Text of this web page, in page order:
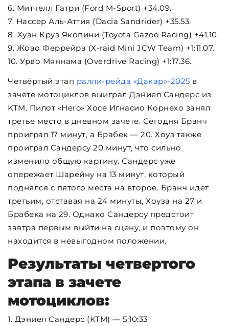
6. Митчелл Гатри (Ford M-Sport) +34.09.
7. Нассер Аль-Аттия (Dacia Sandrider) +35.53.
8. Хуан Круз Якопини (Toyota Gazoo Racing) +41.10.
9. Жоао Феррейра (X-raid Mini JCW Team) +1:11.07.
10. Урво Мяннама (Overdrive Racing) +1:17.36.
Четвёртый этап ралли-рейда «Дакар»-2025 в
зачёте мотоциклов выиграл Дэниел Сандерс из
KTM. Пилот «Hero» Хосе Игнасио Корнехо занял
третье место в дневном зачете. Сегодня Бранч
проиграл 17 минут, а Брабек — 20. Хоуз также
проиграл Сандерсу 20 минут, что сильно
изменило общую картину. Сандерс уже
опережает Шарейну на 13 минут, который
поднялся с пятого места на второе. Бранч идет
третьим, отставая на 24 минуты, Хоуза на 27 и
Брабека на 29. Однако Сандерсу предстоит
завтра первым выйти на сцену, и поэтому он
находится в невыгодном положении.
Результаты четвертого
этапа в зачете
мотоциклов:
1. Дэниел Сандерс (KTM) — 5:10:33